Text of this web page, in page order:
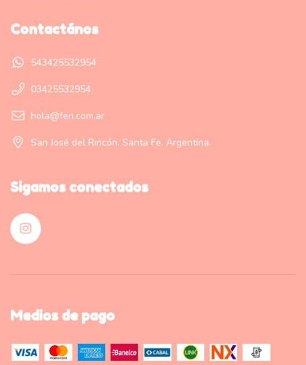
Contactános
543425532954
03425532954
hola@feri.com.ar
San José del Rincón, Santa Fe, Argentina.
Sigamos conectados
Medios de pago